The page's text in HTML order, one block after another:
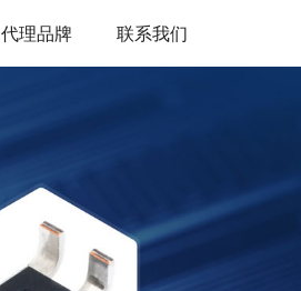
代理品牌 联系我们